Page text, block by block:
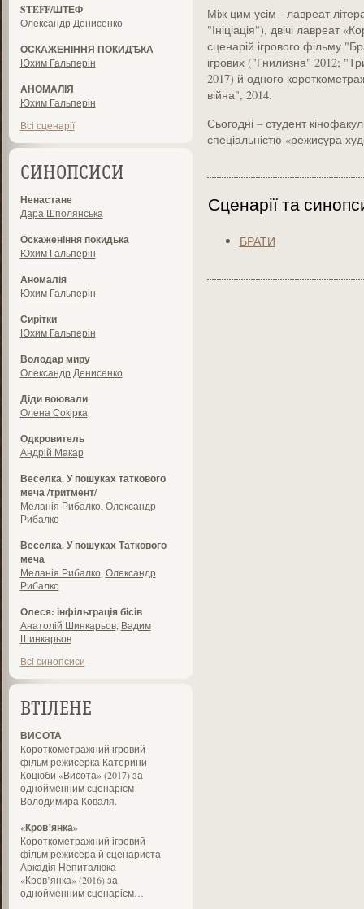
STEFF/ШТЕФ
Олександр Денисенко
ОСКАЖЕНІННЯ ПОКИДѢКА
Юхим Гальперін
АНОМАЛІЯ
Юхим Гальперін
Всі сценарії
СИНОПСИСИ
Ненастане
Дара Шполянська
Оскаженіння покидька
Юхим Гальперін
Аномалія
Юхим Гальперін
Сирітки
Юхим Гальперін
Володар миру
Олександр Денисенко
Діди воювали
Олена Сокірка
Одкровитель
Андрій Макар
Веселка. У пошуках таткового
меча /тритмент/
Меланія Рибалко Олександр
Рибалко
Веселка. У пошуках Таткового
меча
Меланія Рибалко Олександр
Рибалко
Олеся: інфільтрація бісів
Анатолій Шинкарьов, Вадим
Шинкарьов
Всі синопсиси
ВТІЛЕНЕ
ВИСОТА
Короткометражний ігровий
фільм режисерка Катерини
Коцюби «Висота» (2017) за
однойменним сценарієм
Володимира Коваля.
«Кров’янка»
Короткометражний ігровий
фільм режисера й сценариста
Аркадія Непиталюка
«Кров’янка» (2016) за
однойменним сценарієм…
Між цим усім - лавреат
"Ініціація"), двічі лавреат
сценарій ігрового фільму
ігрових ("Гнилизна" 2012;
2017) й одного
війна", 2014.
Сьогодні – студент
спеціальністю «режисура
Сценарії та
БРАТИ